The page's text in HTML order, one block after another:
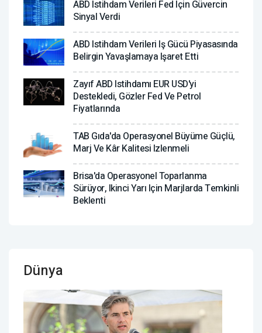
ABD Istihdam Verileri Fed Için Güvercin
Sinyal Verdi
ABD Istihdam Verileri Iş Gücü Piyasasında
Belirgin Yavaşlamaya Işaret Etti
Zayıf ABD Istihdamı EUR USD'yi
Destekledi, Gözler Fed Ve Petrol
Fiyatlarında
TAB Gıda'da Operasyonel Büyüme Güçlü,
Marj Ve Kâr Kalitesi Izlenmeli
Brisa'da Operasyonel Toparlanma
Sürüyor, Ikinci Yarı Için Marjlarda Temkinli
Beklenti
Dünya